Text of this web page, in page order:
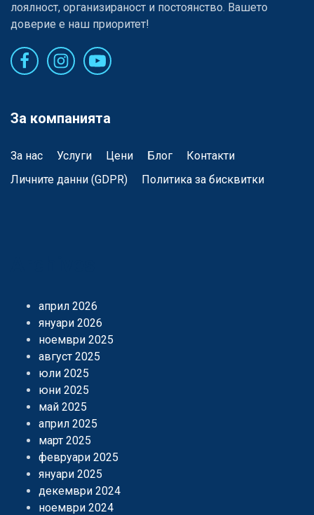
лоялност, организираност и постоянство. Вашето
доверие е наш приоритет!
За компанията
За нас Услуги Цени Блог
Контакти
Личните данни (GDPR)
Политика за бисквитки
април 2026
януари 2026
ноември 2025
август 2025
юли 2025
юни 2025
май 2025
април 2025
март 2025
февруари 2025
януари 2025
декември 2024
ноември 2024